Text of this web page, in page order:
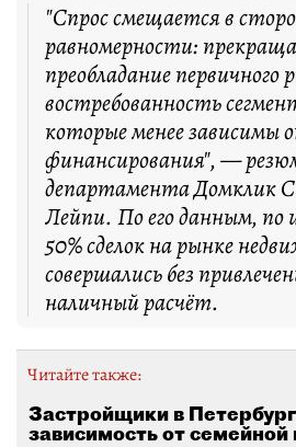
"Спрос смещается в
равномерности:
преобладание
востребованность
которые менее зависимы
финансирования", —
департамента Домклик
Лейпи. По его данным, по
50% сделок на рынке
совершались без
наличный расчёт.
Читайте также:
Застройщики в
зависимость от семейной